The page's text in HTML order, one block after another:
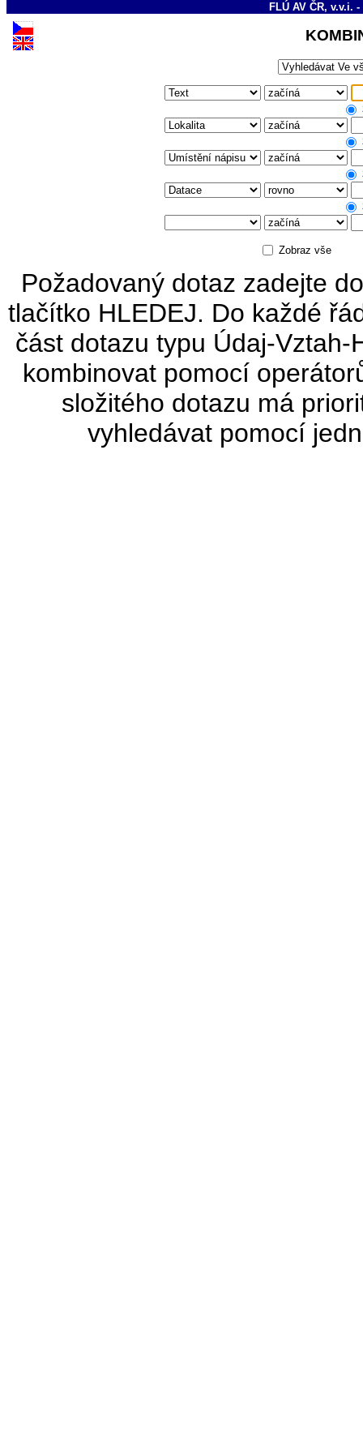
FLÚ AV ČR, v.v.i.
Zobraz vše
Požadovaný dotaz zadejte
tlačítko HLEDEJ. Do každé
část dotazu typu Údaj-
kombinovat pomocí
složitého dotazu má
vyhledávat pomocí